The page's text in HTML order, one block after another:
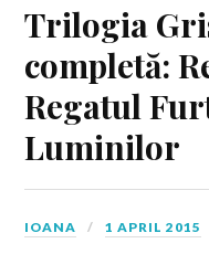
Trilogia
completă:
Regatul
Luminilor
IOANA 1 APRIL 2015